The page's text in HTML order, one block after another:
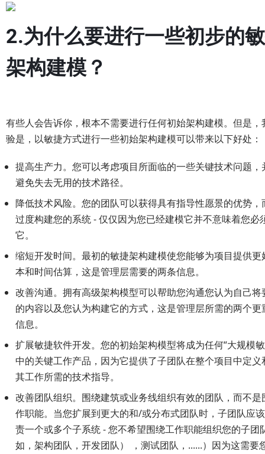
2.为什么要进行一些初步的
架构建模？
有些人会告诉你，根本不需要进行任何初始架构建模。但是，
验是，以敏捷方式进行一些初始架构建模可以带来以下好处：
提高生产力。您可以考虑项目所面临的一些关键技术问题，
避免失去无用的技术路径。
降低技术风险。您的团队可以获得具有指导性愿景的优势，
过度构建您的系统 - 仅仅因为您已经建模它并不意味着您必
它。
缩短开发时间。最初的敏捷架构建模使您能够为项目提供更
本和时间估算，这是管理层需要的两条信息。
改善沟通。拥有高级架构模型可以帮助您沟通您认为自己将
的内容以及您认为构建它的方式，这是管理层所需的两个更
信息。
扩展敏捷软件开发。您的初始架构模型将成为任何“大规模
中的关键工作产品，因为它提供了子团队在整个项目中定义
其工作所需的技术指导。
改善团队组织。围绕建筑或业务线组织有效的团队，而不是
作职能。当您扩展到更大的和/或分布式团队时，子团队应
责一个或多个子系统 - 您不希望围绕工作职能组织您的子团
如，架构团队，开发团队） ，测试团队，......）因为这需要